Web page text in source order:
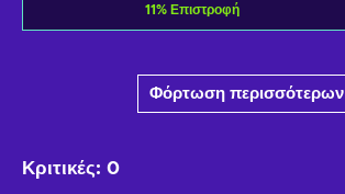
11% Επιστροφή
Φόρτωση περισσότερων
Κριτικές: 0